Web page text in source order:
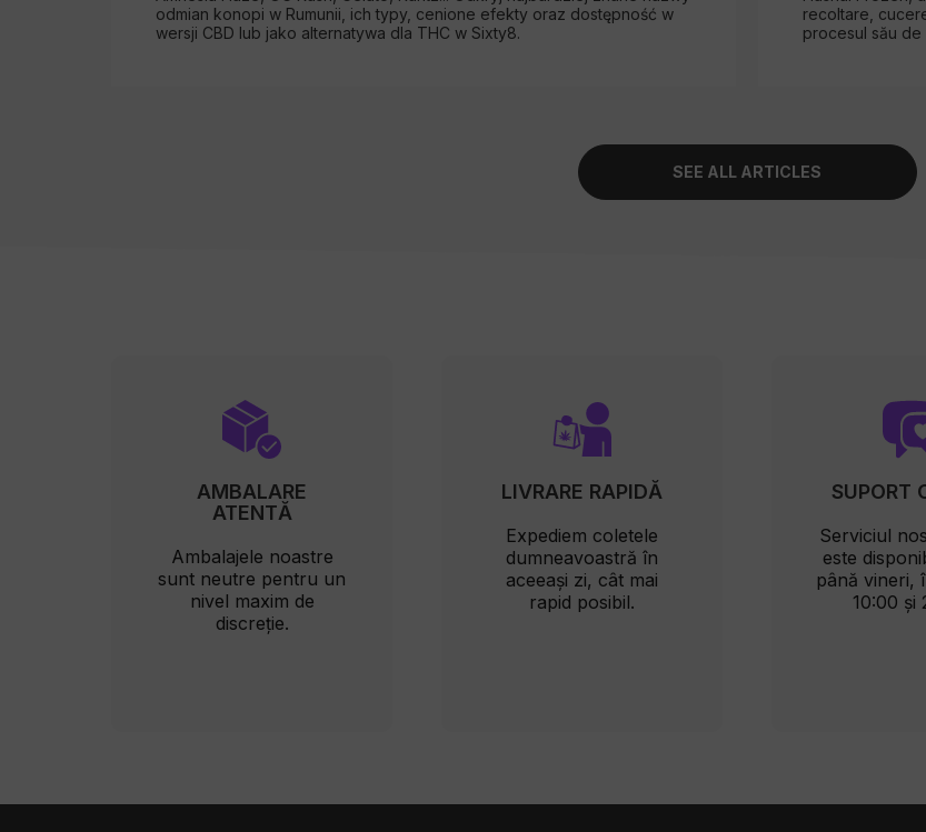
odmian konopi w Rumunii, ich typy, cenione efekty oraz dostępność w
wersji CBD lub jako alternatywa dla THC w Sixty8.
recoltare,
procesul său
SEE ALL ARTICLES
AMBALARE
ATENTĂ
Ambalajele noastre
sunt neutre pentru un
nivel maxim de
discreție.
LIVRARE RAPIDĂ
Expediem coletele
dumneavoastră în
aceeași zi, cât mai
rapid posibil.
SUPORT
Serviciul
este
până vineri,
10:00 și